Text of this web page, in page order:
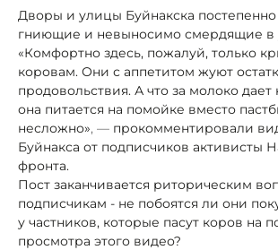
Дворы и улицы Буйнакска постепенно
гниющие и невыносимо смердящие в
«Комфортно здесь, пожалуй, только
коровам. Они с аппетитом жуют
продовольствия. А что за молоко дает
она питается на помойке вместо
несложно», — прокомментировали
Буйнакса от подписчиков активисты
фронта.
Пост заканчивается риторическим
подписчикам - не побоятся ли они
у частников, которые пасут коров на
просмотра этого видео?